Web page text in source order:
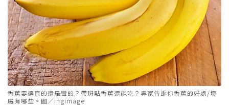
香蕉要選直的還是彎的？帶斑點香蕉還能吃？專家告訴你香蕉的好處/壞
處有哪些。圖／ingimage